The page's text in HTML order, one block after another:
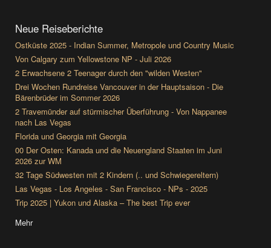
Neue Reiseberichte
Ostküste 2025 - Indian Summer, Metropole und Country Music
Von Calgary zum Yellowstone NP - Juli 2026
2 Erwachsene 2 Teenager durch den "wilden Westen"
Drei Wochen Rundreise Vancouver in der Hauptsaison - Die
Bärenbrüder im Sommer 2026
2 Travemünder auf stürmischer Überführung - Von Nappanee
nach Las Vegas
Florida und Georgia mit Georgia
00 Der Osten: Kanada und die Neuengland Staaten im Juni
2026 zur WM
32 Tage Südwesten mit 2 Kindern (.. und Schwiegereltern)
Las Vegas - Los Angeles - San Francisco - NPs - 2025
Trip 2025 | Yukon und Alaska – The best Trip ever
Mehr